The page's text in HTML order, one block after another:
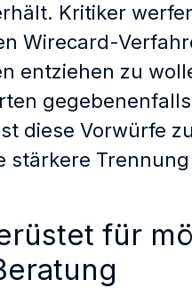
Kritiker
Wirecard-
entziehen zu
diese Vorwürfe
stärkere
für